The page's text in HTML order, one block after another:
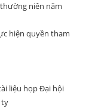
niên năm
hiện quyền tham
liệu họp Đại hội
ty